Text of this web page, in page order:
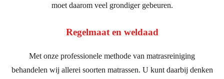
moet daarom veel grondiger gebeuren.
Regelmaat en weldaad
Met onze professionele methode van matrasreiniging
behandelen wij allerei soorten matrassen. U kunt daarbij denken